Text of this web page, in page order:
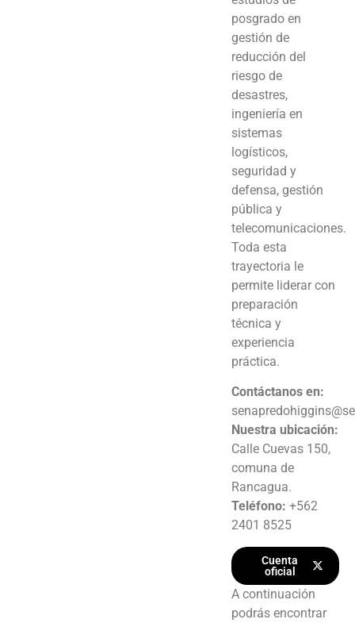
posgrado en
gestión de
reducción del
riesgo de
desastres,
ingeniería en
sistemas
logísticos,
seguridad y
defensa, gestión
pública y
telecomunicaciones.
Toda esta
trayectoria le
permite liderar con
preparación
técnica y
experiencia
práctica.
Contáctanos en:
Nuestra ubicación:
Calle Cuevas 150,
comuna de
Rancagua.
Teléfono: +562
2401 8525
Cuenta
oficial
A continuación
podrás encontrar